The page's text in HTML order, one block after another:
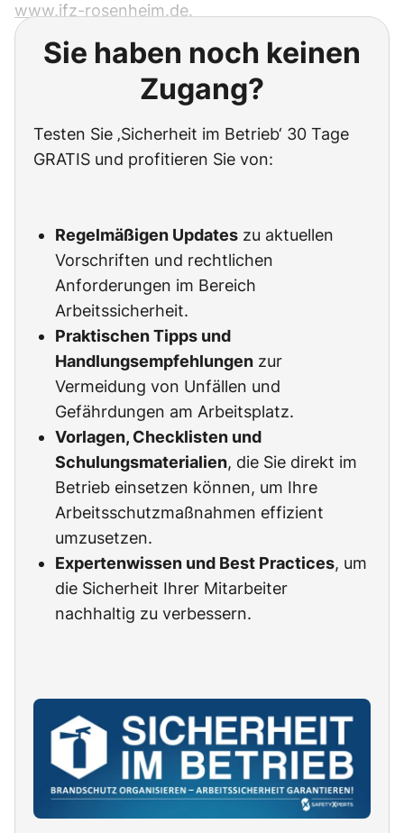
www.ifz-rosenheim.de.
Sie haben noch keinen
Zugang?
Testen Sie ‚Sicherheit im Betrieb‘ 30 Tage
GRATIS und profitieren Sie von:
Regelmäßigen Updates zu aktuellen
Vorschriften und rechtlichen
Anforderungen im Bereich
Arbeitssicherheit.
Praktischen Tipps und
Handlungsempfehlungen zur
Vermeidung von Unfällen und
Gefährdungen am Arbeitsplatz.
Vorlagen, Checklisten und
Schulungsmaterialien, die Sie direkt im
Betrieb einsetzen können, um Ihre
Arbeitsschutzmaßnahmen effizient
umzusetzen.
Expertenwissen und Best Practices, um
die Sicherheit Ihrer Mitarbeiter
nachhaltig zu verbessern.